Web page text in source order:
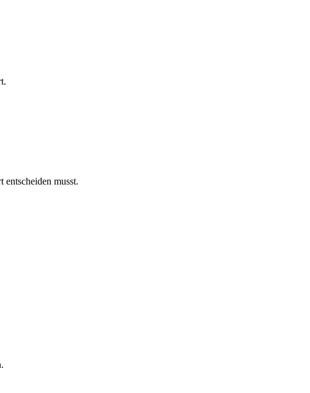
musst.